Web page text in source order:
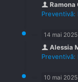
Ramona
Preventivă:
14 mai 2025
Alessia
Preventivă:
10 mai 2025